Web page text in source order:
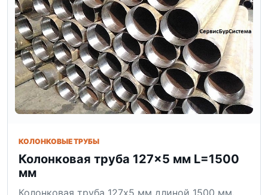
КОЛОНКОВЫЕ ТРУБЫ
Колонковая труба 127×5 мм L=1500
мм